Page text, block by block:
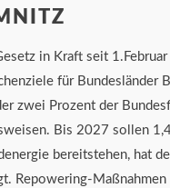
in Kraft seit
für Bundesländer
zwei Prozent der
Bis 2027 sollen
bereitstehen, hat
Repowering-Maßnahmen